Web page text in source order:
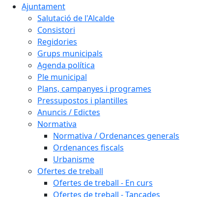
Ajuntament
Salutació de l'Alcalde
Consistori
Regidories
Grups municipals
Agenda política
Ple municipal
Plans, campanyes i programes
Pressupostos i plantilles
Anuncis / Edictes
Normativa
Normativa / Ordenances generals
Ordenances fiscals
Urbanisme
Ofertes de treball
Ofertes de treball - En curs
Ofertes de treball - Tancades